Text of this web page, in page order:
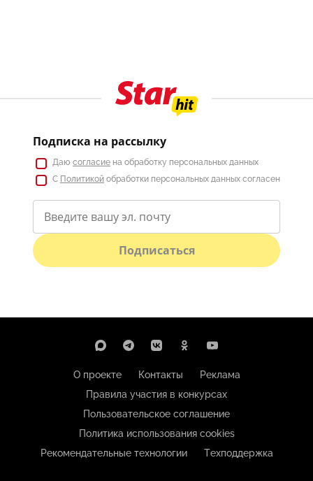
Подписка на рассылку
Даю согласие на обработку персональных данных
С Политикой обработки персональных данных согласен
Подписаться
О проекте Контакты
Реклама
Правила участия в конкурсах
Пользовательское соглашение
Политика использования cookies
Рекомендательные технологии
Техподдержка